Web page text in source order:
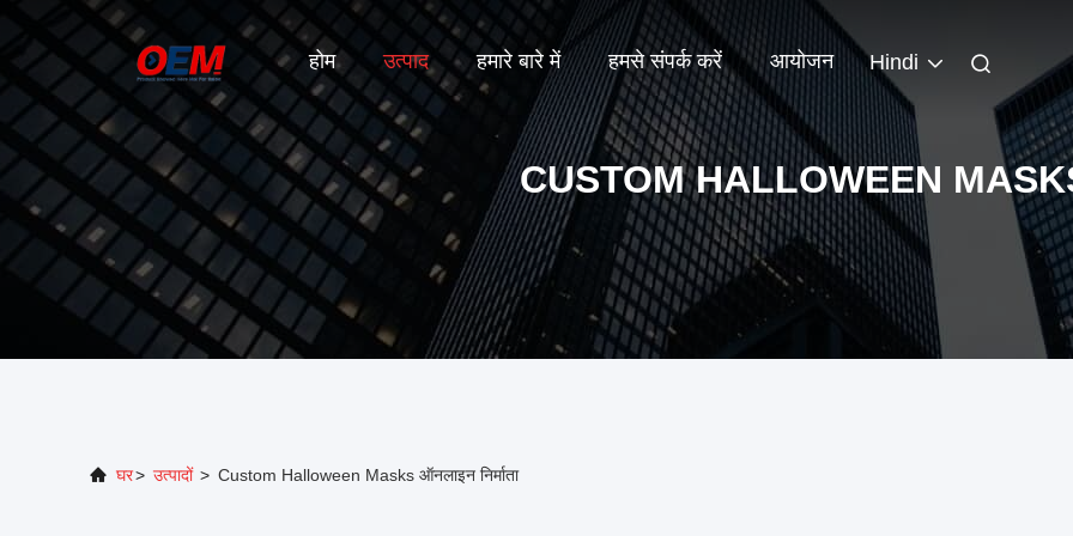
होम उत्पाद हमारे बारे में हमसे संपर्क करें आयोजन Hindi
CUSTOM HALLOWEEN
घर> उत्पादों > Custom Halloween Masks ऑनलाइन निर्माता